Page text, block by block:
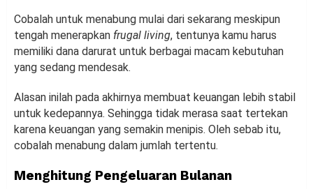
Cobalah untuk menabung mulai dari sekarang meskipun
tengah menerapkan frugal living, tentunya kamu harus
memiliki dana darurat untuk berbagai macam kebutuhan
yang sedang mendesak.
Alasan inilah pada akhirnya membuat keuangan lebih stabil
untuk kedepannya. Sehingga tidak merasa saat tertekan
karena keuangan yang semakin menipis. Oleh sebab itu,
cobalah menabung dalam jumlah tertentu.
Menghitung Pengeluaran Bulanan